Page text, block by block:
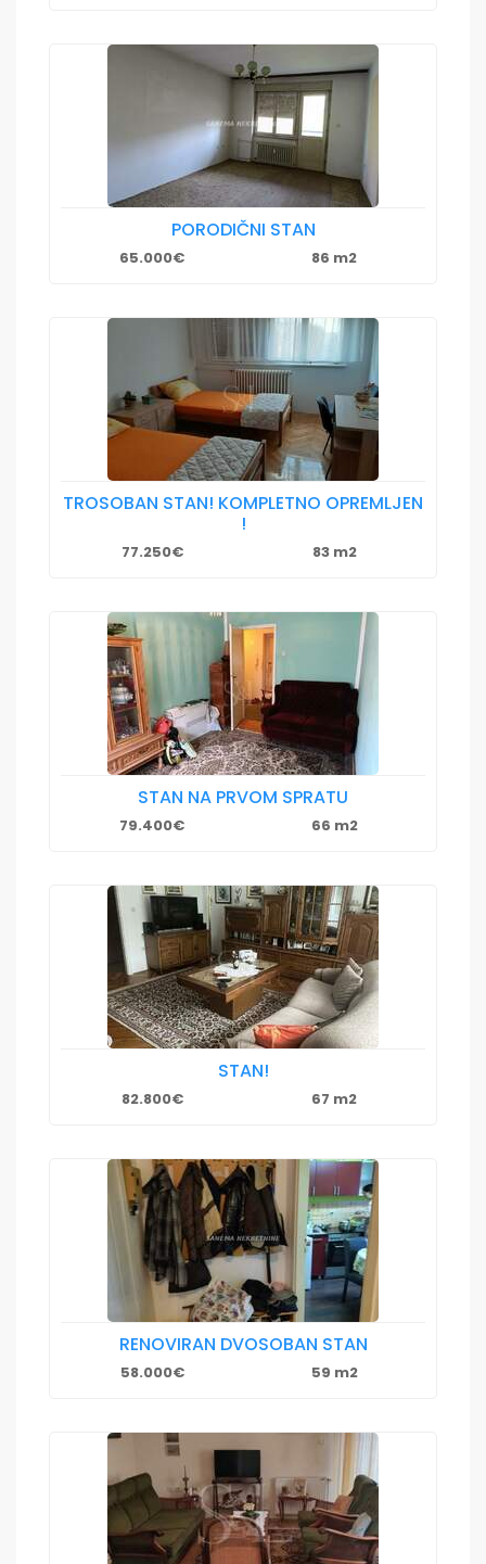
PORODIČNI STAN
65.000€ 86 m2
TROSOBAN STAN! KOMPLETNO OPREMLJEN
!
77.250€ 83 m2
STAN NA PRVOM SPRATU
79.400€ 66 m2
STAN!
82.800€ 67 m2
RENOVIRAN DVOSOBAN STAN
58.000€ 59 m2